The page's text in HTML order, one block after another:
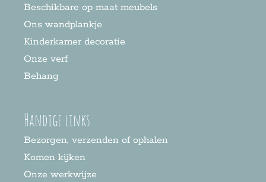
Beschikbare op maat meubels
Ons wandplankje
Kinderkamer decoratie
Onze verf
Behang
Handige links
Bezorgen, verzenden of ophalen
Komen kijken
Onze werkwijze